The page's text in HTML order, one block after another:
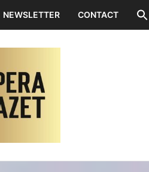
NEWSLETTER CONTACT